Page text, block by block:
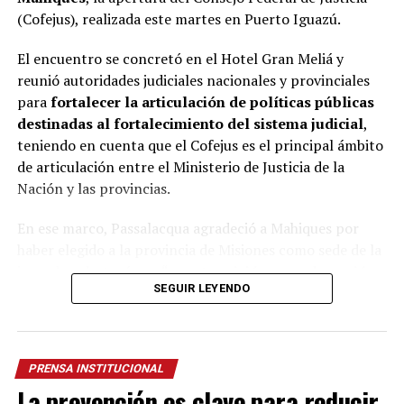
turismo, dinamizando la actividad comercial y
gastronómica y generando un importante movimiento
económico para toda la comunidad, en el marco de las
actividadesRumbo al Centenario.
(Cofejus), realizada este martes en Puerto Iguazú.
El encuentro se concretó en el Hotel Gran Meliá y
reunió autoridades judiciales nacionales y provinciales
parafortalecer la articulación de políticas públicas
destinadas al fortalecimiento del sistema judicial,
teniendo en cuenta que el Cofejus es el principal ámbito
de articulación entre el Ministerio de Justicia de la
Nación y las provincias.
En ese marco, Passalacqua agradeció a Mahiques por
jornada y destacó que “nuestra visión no es la nación y
la provincia, sino que las provincias somos la
mucho el proyecto nacional de fortalecer la justicia
federal en zona de frontera ya que la provincia “está
metida entre Brasil y Paraguay eso tiene que tener una
SEGUIR LEYENDO
PRENSA INSTITUCIONAL